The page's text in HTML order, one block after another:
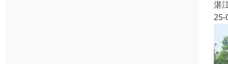
湛
25-